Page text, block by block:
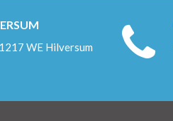
WE Hilversum